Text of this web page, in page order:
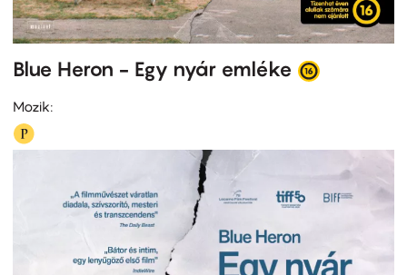
Blue Heron - Egy nyár emléke
Mozik: